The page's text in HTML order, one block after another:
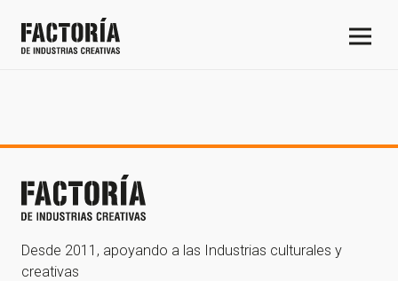
Desde 2011, apoyando a las Industrias culturales y
creativas